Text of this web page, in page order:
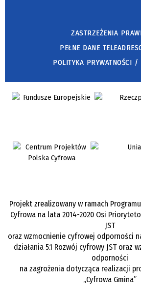
ZASTRZEŻENIA
PEŁNE DANE
POLITYKA PRYWATNOŚCI /
Projekt zrealizowany w ramach
Cyfrowa na lata 2014-2020 Osi
JST
oraz wzmocnienie cyfrowej odporności na
działania 5.1 Rozwój cyfrowy JST oraz
odporności
na zagrożenia dotycząca realizacji
„Cyfrowa Gmina”